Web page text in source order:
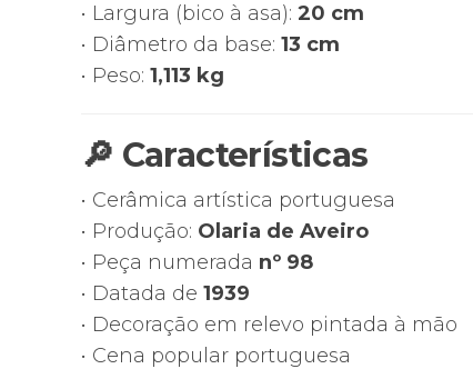
• Largura (bico à asa): 20 cm
• Diâmetro da base: 13 cm
• Peso: 1,113 kg
🔎 Características
• Cerâmica artística portuguesa
• Produção: Olaria de Aveiro
• Peça numerada nº 98
• Datada de 1939
• Decoração em relevo pintada à mão
• Cena popular portuguesa